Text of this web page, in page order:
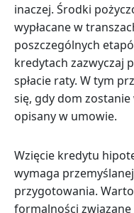
inaczej. Środki
wypłacane w
poszczególnych
kredytach zazwyczaj
spłacie raty. W tym
się, gdy dom
opisany w umowie.
Wzięcie kredytu
wymaga
przygotowania.
formalności